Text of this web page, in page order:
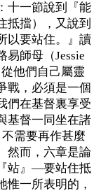
十一節說到『能
抵擋），又說到
以要站住。』讀
易師母（Jessie
他們自己屬靈
戰，必須是一個
們在基督裏享受
基督一同坐在諸
需要再作甚麼
然而，六章是論
站』—要站住抵
惟一所表明的，